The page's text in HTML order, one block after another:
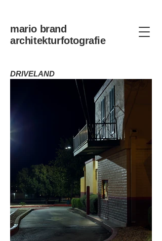
mario brand
architekturfotografie
DRIVELAND